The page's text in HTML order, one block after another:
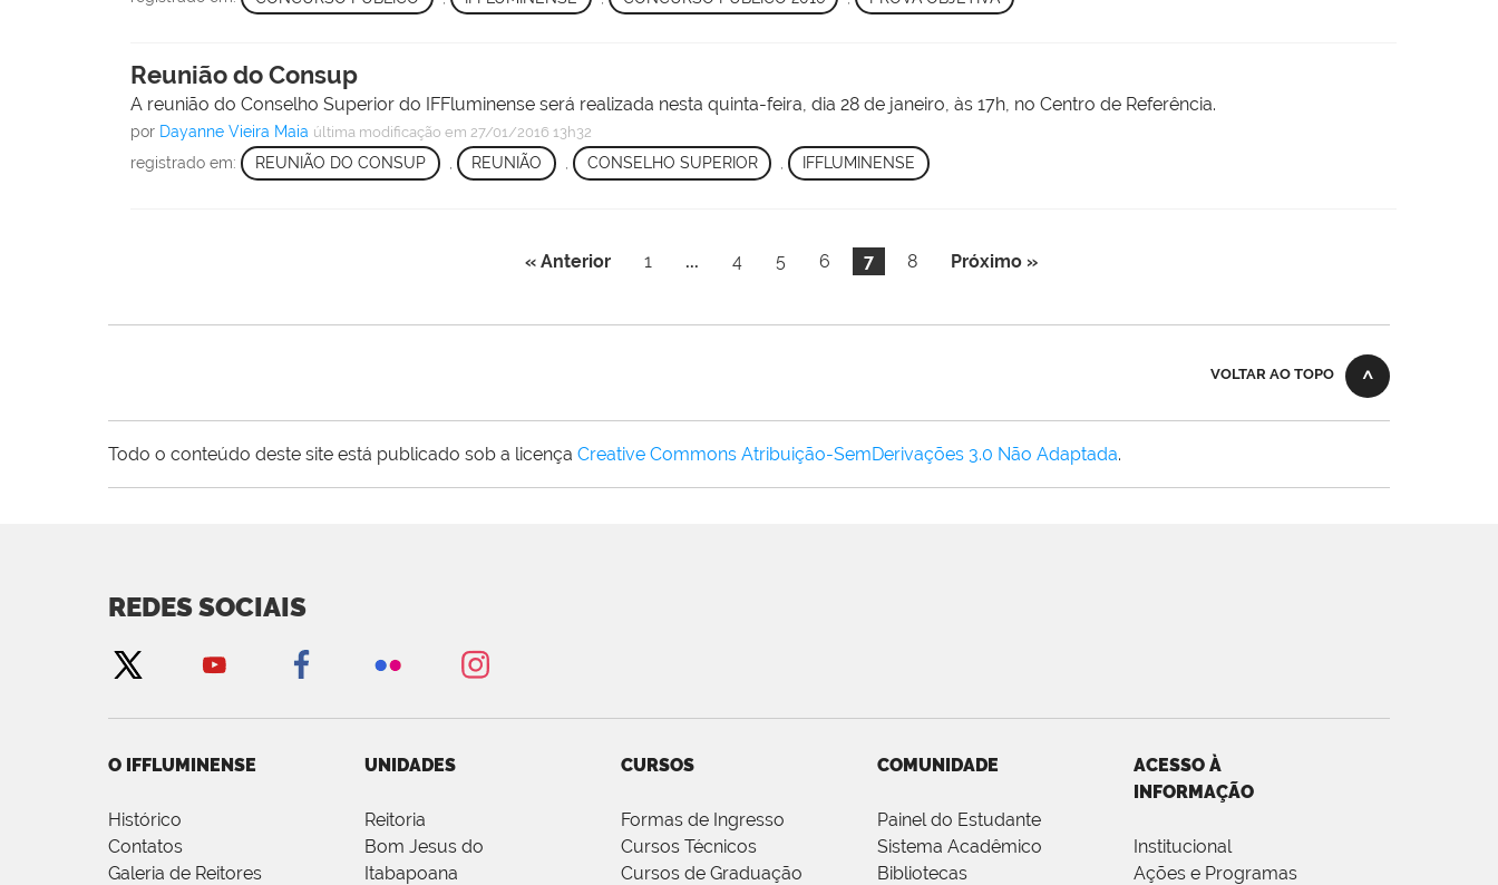
Reunião do Consup
A reunião do Conselho Superior do IFFluminense será realizada nesta quinta-feira, dia 28 de janeiro, às 17h, no Centro de Referência.
por Dayanne Vieira Maia última modificação em 27/01/2016 13h32
registrado em: REUNIÃO DO CONSUP , REUNIÃO , CONSELHO SUPERIOR , IFFLUMINENSE
« Anterior 1 ... 4 5 6 7 8 Próximo »
VOLTAR AO TOPO
Todo o conteúdo deste site está publicado sob a licença Creative Commons Atribuição-SemDerivações 3.0 Não Adaptada.
REDES SOCIAIS
O IFFLUMINENSE
Histórico
Contatos
Galeria de Reitores
UNIDADES
Reitoria
Bom Jesus do
Itabapoana
CURSOS
Formas de Ingresso
Cursos Técnicos
Cursos de Graduação
COMUNIDADE
Painel do Estudante
Sistema Acadêmico
Bibliotecas
ACESSO À
INFORMAÇÃO
Institucional
Ações e Programas